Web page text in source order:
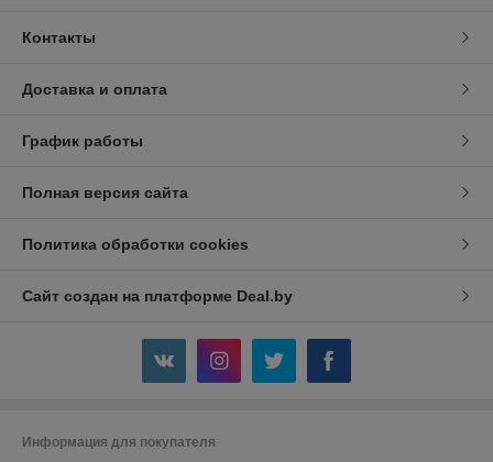
Контакты
Доставка и оплата
График работы
Полная версия сайта
Политика обработки cookies
Сайт создан на платформе Deal.by
Информация для покупателя